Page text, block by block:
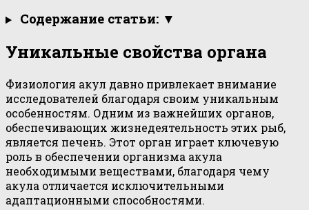
Содержание статьи: ▼
Уникальные свойства органа
Физиология акул давно привлекает внимание
исследователей благодаря своим уникальным
особенностям. Одним из важнейших органов,
обеспечивающих жизнедеятельность этих рыб,
является печень. Этот орган играет ключевую
роль в обеспечении организма акула
необходимыми веществами, благодаря чему
акула отличается исключительными
адаптационными способностями.